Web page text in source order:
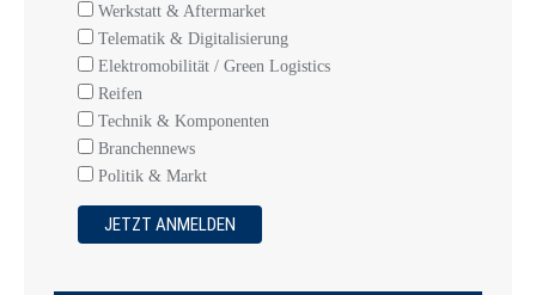
Werkstatt & Aftermarket
Telematik & Digitalisierung
Elektromobilität / Green Logistics
Reifen
Technik & Komponenten
Branchennews
Politik & Markt